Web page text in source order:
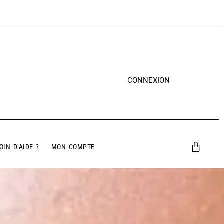
CONNEXION
D’AIDE ? MON COMPTE